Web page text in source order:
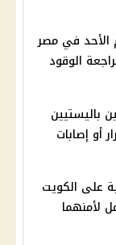
الأحد في مصر
الوقود
باليستيين
أو إصابات
على الكويت
لأمنهما